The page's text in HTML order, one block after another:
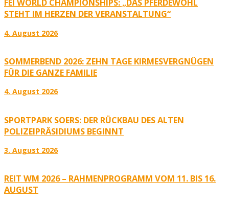
FEI WORLD CHAMPIONSHIPS: „DAS PFERDEWOHL
STEHT IM HERZEN DER VERANSTALTUNG“
4. August 2026
SOMMERBEND 2026: ZEHN TAGE KIRMESVERGNÜGEN
FÜR DIE GANZE FAMILIE
4. August 2026
SPORTPARK SOERS: DER RÜCKBAU DES ALTEN
POLIZEIPRÄSIDIUMS BEGINNT
3. August 2026
REIT WM 2026 – RAHMENPROGRAMM VOM 11. BIS 16.
AUGUST